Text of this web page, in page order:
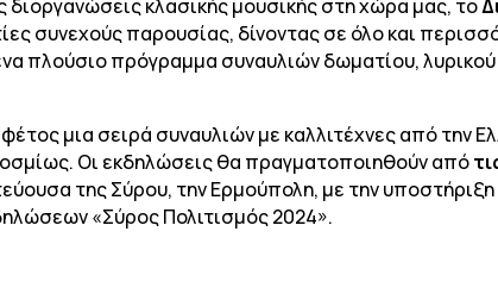
κλασικής μουσικής στη χώρα μας, το
συνεχούς παρουσίας, δίνοντας σε όλο και
πλούσιο πρόγραμμα συναυλιών δωματίου,
μια σειρά συναυλιών με καλλιτέχνες από την
Οι εκδηλώσεις θα πραγματοποιηθούν από
της Σύρου, την Ερμούπολη, με την
«Σύρος Πολιτισμός 2024».